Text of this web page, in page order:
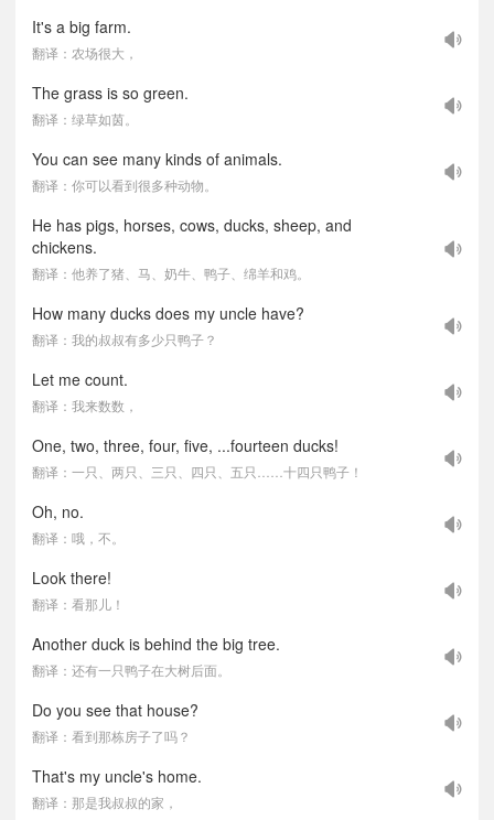
It's a big farm.
翻译：农场很大，
The grass is so green.
翻译：绿草如茵。
You can see many kinds of animals.
翻译：你可以看到很多种动物。
He has pigs, horses, cows, ducks, sheep, and
chickens.
翻译：他养了猪、马、奶牛、鸭子、绵羊和鸡。
How many ducks does my uncle have?
翻译：我的叔叔有多少只鸭子？
Let me count.
翻译：我来数数，
One, two, three, four, five, ...fourteen ducks!
翻译：一只、两只、三只、四只、五只……十四只鸭子！
Oh, no.
翻译：哦，不。
Look there!
翻译：看那儿！
Another duck is behind the big tree.
翻译：还有一只鸭子在大树后面。
Do you see that house?
翻译：看到那栋房子了吗？
That's my uncle's home.
翻译：那是我叔叔的家，